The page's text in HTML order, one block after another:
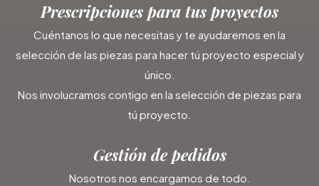
Prescripciones para tus proyectos
Cuéntanos lo que necesitas y te ayudaremos en la
selección de las piezas para hacer tú proyecto especial y
único.
Nos involucramos contigo en la selección de piezas para
tú proyecto.
Gestión de pedidos
Nosotros nos encargamos de todo.